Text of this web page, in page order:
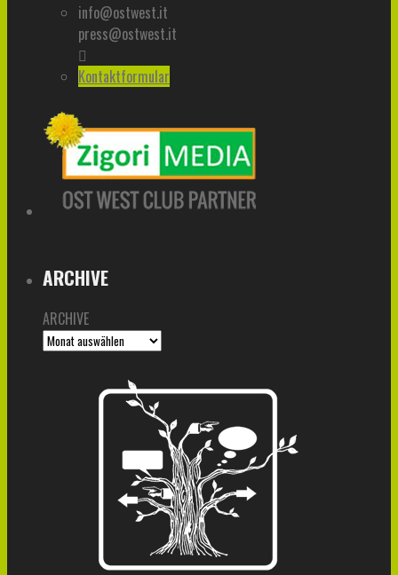
info@ostwest.it
press@ostwest.it
Kontaktformular
ARCHIVE
ARCHIVE